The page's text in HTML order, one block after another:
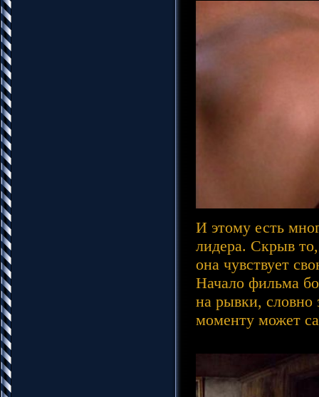
И этому есть
лидера. Скрыв
она чувствует
Начало фильма
на рывки, словно
моменту может